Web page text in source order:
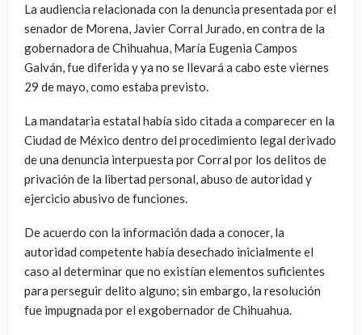
La audiencia relacionada con la denuncia presentada por el
senador de Morena, Javier Corral Jurado, en contra de la
gobernadora de Chihuahua, María Eugenia Campos
Galván, fue diferida y ya no se llevará a cabo este viernes
29 de mayo, como estaba previsto.
La mandataria estatal había sido citada a comparecer en la
Ciudad de México dentro del procedimiento legal derivado
de una denuncia interpuesta por Corral por los delitos de
privación de la libertad personal, abuso de autoridad y
ejercicio abusivo de funciones.
De acuerdo con la información dada a conocer, la
autoridad competente había desechado inicialmente el
caso al determinar que no existían elementos suficientes
para perseguir delito alguno; sin embargo, la resolución
fue impugnada por el exgobernador de Chihuahua.